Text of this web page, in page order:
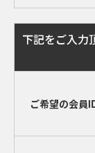
下記をご入力
ご希望の会員